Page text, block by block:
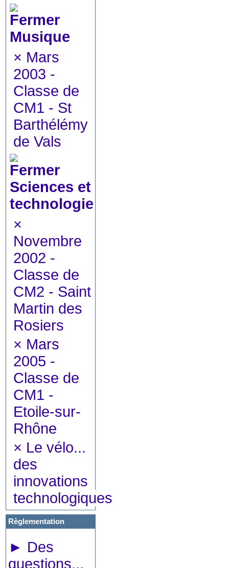
Musique
× Mars
2003 -
Classe de
CM1 - St
Barthélémy
de Vals
Sciences et
technologie
×
Novembre
2002 -
Classe de
CM2 - Saint
Martin des
Rosiers
× Mars
2005 -
Classe de
CM1 -
Etoile-sur-
Rhône
× Le vélo...
des
innovations
technologiques
Règlementation
► Des
questions...